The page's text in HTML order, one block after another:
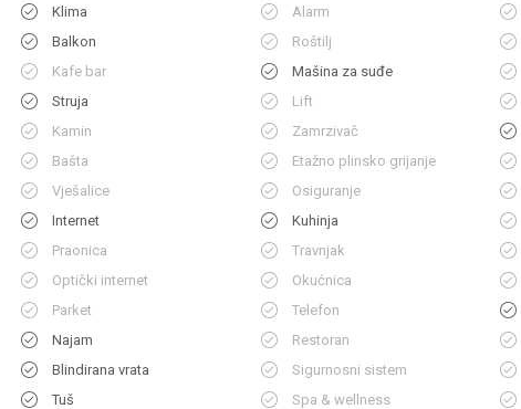
Klima Alarm
Balkon
Roštilj
Kafe bar
Mašina za suđe
Struja
Lift
Kamin
Zamrzivač
Bašta
Etažno plinsko grijanje
Vješalice
Osiguranje
Internet
Kuhinja
Praonica
Travnjak
Optički internet
Okućnica
Parket
Telefon
Najam
Restoran
Blindirana vrata
Sigurnosni sistem
Tuš
Spa & wellness